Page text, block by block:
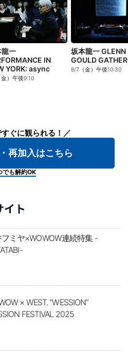
一
IN
YORK: async
）午後9:10
坂本龍一 GLENN
GOULD
8/7（金）午後10:30
ぐに観られる！／
再加入はこちら
でも解約OK
ト
ミヤ×WOWOW連続特集 -
× WEST. “WESSION”
FESTIVAL 2025